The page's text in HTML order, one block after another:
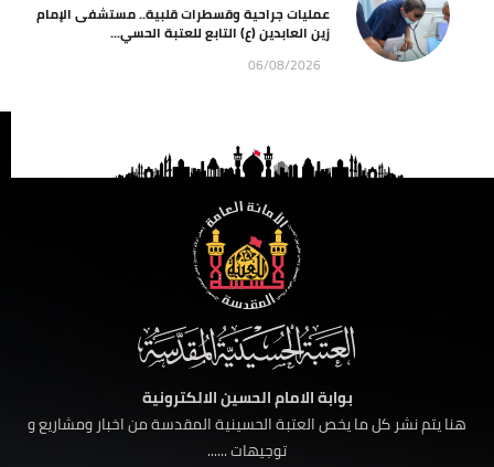
عمليات جراحية وقسطرات قلبية.. مستشفى الإمام
زين العابدين (ع) التابع للعتبة الحسي...
06/08/2026
بوابة الامام الحسين الالكترونية
هنا يتم نشر كل ما يخص العتبة الحسينية المقدسة من اخبار ومشاريع و
توجيهات ......